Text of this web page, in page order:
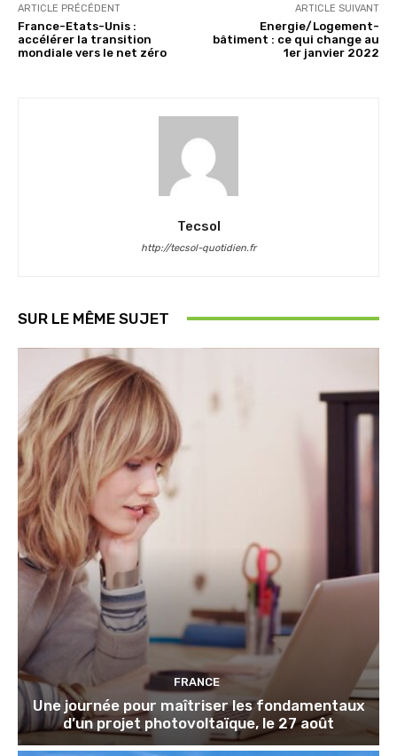
ARTICLE PRÉCÉDENT
France-Etats-Unis :
accélérer la transition
mondiale vers le net zéro
ARTICLE SUIVANT
Energie/Logement-
bâtiment : ce qui change au
1er janvier 2022
Tecsol
http://tecsol-quotidien.fr
SUR LE MÊME SUJET
FRANCE
Une journée pour maîtriser les fondamentaux
d’un projet photovoltaïque, le 27 août